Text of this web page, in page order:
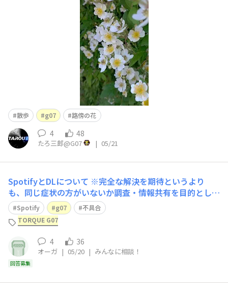
散歩 g07 路傍の花
4 48
たろ三郎@G07 | 05/21
SpotifyとDLについて ※完全な解決を期待というより
も、同じ症状の方がいないか調査・情報共有を目的として
投稿しています。 【症状】 Spotifyでダウンロード保存先
を外部SDカードに設定しているにもかかわらず、数日経
つと設定が内部ストレージに戻ってしまいます。 前の機
種でも発生していましたが、G07に変更後も継続して起き
Spotify g07
不具合
TORQUE G07
回答募集
4 36
オーガ | 05/20 | みんなに相談！